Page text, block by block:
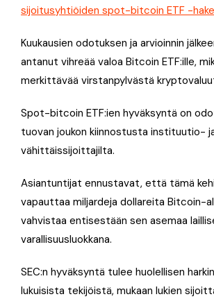
sijoitusyhtiöiden spot-bitcoin ETF -
Kuukausien odotuksen ja arvioinnin
antanut vihreää valoa Bitcoin ETF:ille,
merkittävää virstanpylvästä
Spot-bitcoin ETF:ien hyväksyntä on
tuovan joukon kiinnostusta instituutio-
vähittäissijoittajilta.
Asiantuntijat ennustavat, että tämä
vapauttaa miljardeja dollareita Bitcoin-
vahvistaa entisestään sen asemaa
varallisuusluokkana.
SEC:n hyväksyntä tulee huolellisen
lukuisista tekijöistä, mukaan lukien